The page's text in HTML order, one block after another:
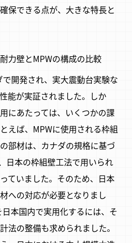
保できる点が、大きな特長と
力壁とMPWの構成の比較
開発され、実大震動台実験な
能が実証されました。しか
にあたっては、いくつかの課
えば、MPWに使用される枠組
部材は、カナダの規格に基づ
日本の枠組壁工法で用いられ
ていました。そのため、日本
への対応が必要となりまし
本国内で実用化するには、そ
法の整備も求められました。